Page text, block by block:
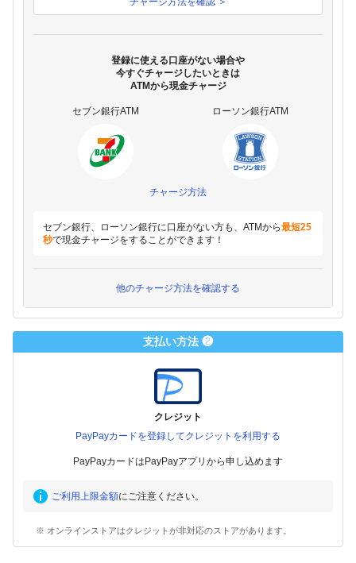
登録に使える口座がない場合や
今すぐチャージしたいときは
ATMから現金チャージ
セブン銀行ATM ローソン銀行ATM
チャージ方法
セブン銀行、ローソン銀行に口座がない方も、ATMから最短25
秒で現金チャージをすることができます！
他のチャージ方法を確認する
支払い方法 ❷
クレジット
PayPayカードを登録してクレジットを利用する
PayPayカードはPayPayアプリから申し込めます
ご利用上限金額にご注意ください。
※ オンラインストアはクレジットが非対応のストアがあります。